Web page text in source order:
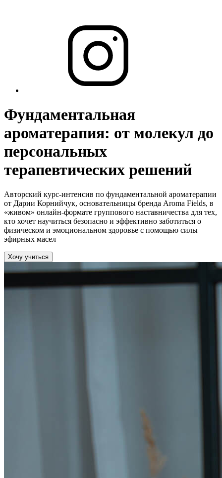
Фундаментальная
ароматерапия: от молекул до
персональных
терапевтических решений
Авторский курс-интенсив по фундаментальной ароматерапии
от Дарии Корнийчук, основательницы бренда Aroma Fields, в
«живом» онлайн-формате группового наставничества для тех,
кто хочет научиться безопасно и эффективно заботиться о
физическом и эмоциональном здоровье с помощью силы
эфирных масел
Хочу учиться